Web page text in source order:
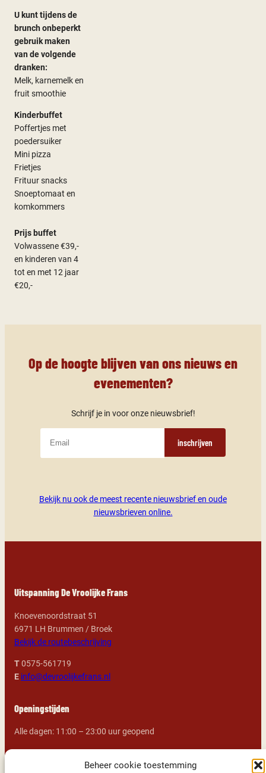
Beheer cookie toestemming
U kunt tijdens de
brunch onbeperkt
gebruik maken
van de volgende
dranken:
Melk, karnemelk en
fruit smoothie
Kinderbuffet
Poffertjes met
poedersuiker
Mini pizza
Frietjes
Frituur snacks
Snoeptomaat en
komkommers
Prijs buffet
Volwassene €39,-
en kinderen van 4
tot en met 12 jaar
€20,-
Op de hoogte blijven van ons nieuws en
evenementen?
Schrijf je in voor onze nieuwsbrief!
inschrijven
Bekijk nu ook de meest recente nieuwsbrief en oude
nieuwsbrieven online.
Uitspanning De Vroolijke Frans
Knoevenoordstraat 51
6971 LH Brummen / Broek
Bekijk de routebeschrijving
T0575-561719
E info@devroolijkefrans.nl
Openingstijden
Alle dagen: 11:00 – 23:00 uur geopend